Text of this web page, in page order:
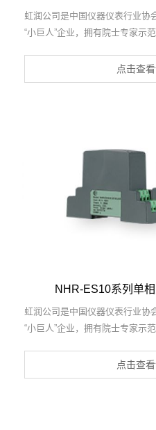
虹润公司是中国仪器仪表行业协
“小巨人”企业，拥有院士专家示
持RS485/RS232通讯等特点。
电源等2项国家发明专利，主持
电力系统、机械制造、汽车工业
等行业的频率与转速参数监测。
点击查
NHR-ES10系列单
虹润公司是中国仪器仪表行业协
“小巨人”企业，拥有院士专家示
干扰、全隔离设计等特点。产品
信号转换电路、基于DCS技术的
点击查